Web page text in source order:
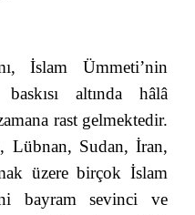
İslam Ümmeti’nin
baskısı altında hâlâ
rast gelmektedir.
Lübnan, Sudan, İran,
üzere birçok İslam
bayram sevinci ve